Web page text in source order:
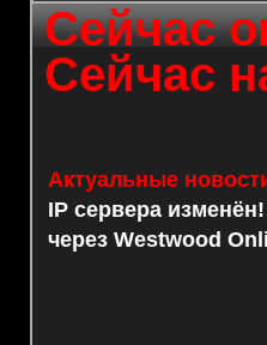
Сейчас
Сейчас
Актуальные
IP сервера
через Westwood